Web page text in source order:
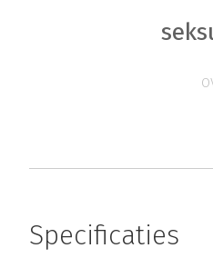
Specificaties